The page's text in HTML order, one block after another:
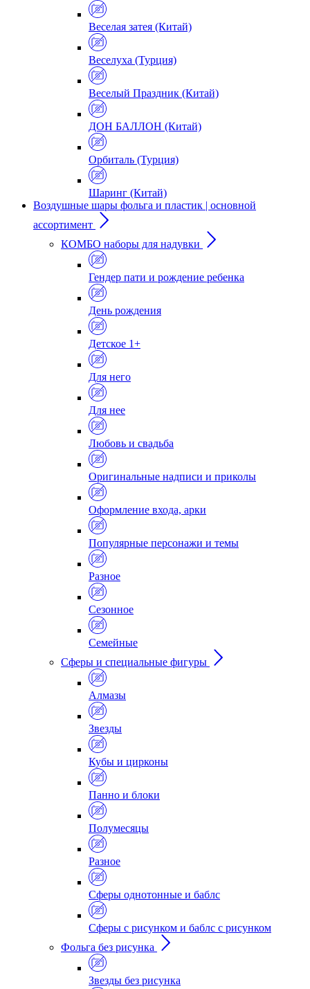
Веселая затея (Китай)
Веселуха (Турция)
Веселый Праздник (Китай)
ДОН БАЛЛОН (Китай)
Орбиталь (Турция)
Шаринг (Китай)
Воздушные шары фольга и пластик | основной
ассортимент
КОМБО наборы для надувки
Гендер пати и рождение ребенка
День рождения
Детское 1+
Для него
Для нее
Любовь и свадьба
Оригинальные надписи и приколы
Оформление входа, арки
Популярные персонажи и темы
Разное
Сезонное
Семейные
Сферы и специальные фигуры
Алмазы
Звезды
Кубы и цирконы
Панно и блоки
Полумесяцы
Разное
Сферы однотонные и баблс
Сферы с рисунком и баблс с рисунком
Фольга без рисунка
Звезды без рисунка